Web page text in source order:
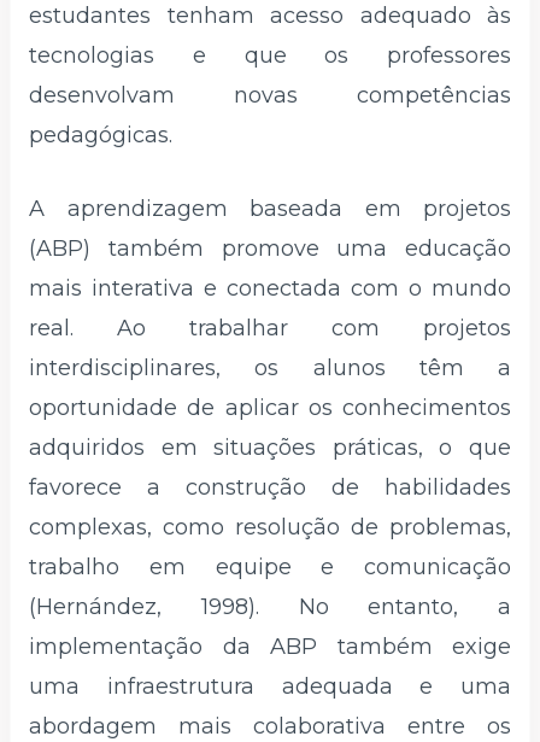
estudantes tenham acesso adequado às
tecnologias e que os professores
desenvolvam novas competências
pedagógicas.
A aprendizagem baseada em projetos
(ABP) também promove uma educação
mais interativa e conectada com o mundo
real. Ao trabalhar com projetos
interdisciplinares, os alunos têm a
oportunidade de aplicar os conhecimentos
adquiridos em situações práticas, o que
favorece a construção de habilidades
complexas, como resolução de problemas,
trabalho em equipe e comunicação
(Hernández, 1998). No entanto, a
implementação da ABP também exige
uma infraestrutura adequada e uma
abordagem mais colaborativa entre os